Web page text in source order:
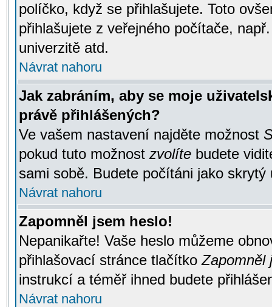
políčko, když se přihlašujete. Toto
přihlašujete z veřejného počítače,
univerzitě atd.
Návrat nahoru
Jak zabráním, aby se moje
právě přihlášených?
Ve vašem nastavení najděte možnost
pokud tuto možnost zvolíte budete
sami sobě. Budete počítáni jako skrytý
Návrat nahoru
Zapomněl jsem heslo!
Nepanikařte! Vaše heslo můžeme
přihlašovací stránce tlačítkoZapomněl
instrukcí a téměř ihned budete
Návrat nahoru